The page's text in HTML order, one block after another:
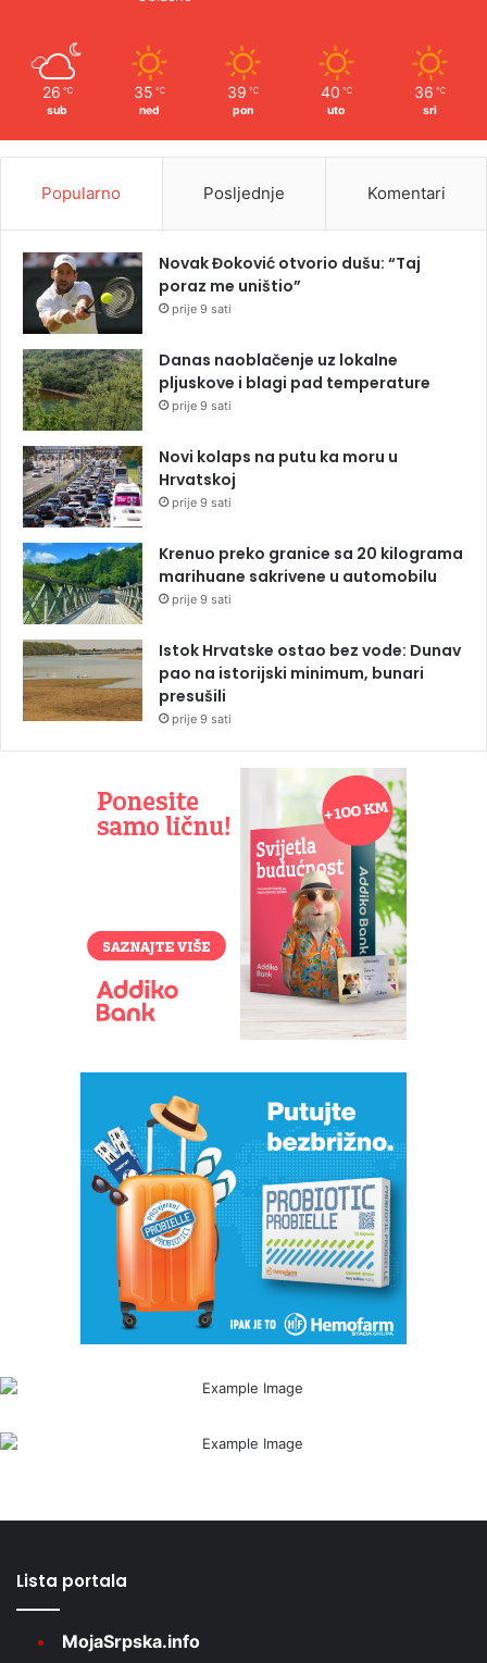
26 ℃
sub
35 ℃
ned
39 ℃
pon
40 ℃
uto
36 ℃
sri
Popularno Posljednje Komentari
Novak Đoković otvorio dušu: “Taj
poraz me uništio”
prije 9 sati
Danas naoblačenje uz lokalne
pljuskove i blagi pad temperature
prije 9 sati
Novi kolaps na putu ka moru u
Hrvatskoj
prije 9 sati
Krenuo preko granice sa 20 kilograma
marihuane sakrivene u automobilu
prije 9 sati
Istok Hrvatske ostao bez vode: Dunav
pao na istorijski minimum, bunari
presušili
prije 9 sati
Lista portala
MojaSrpska.info